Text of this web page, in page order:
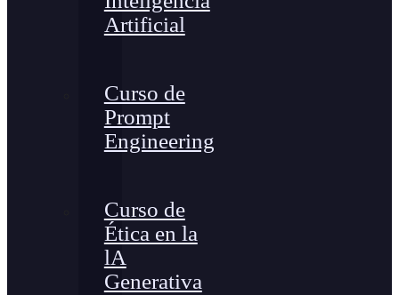
Artificial
Curso de
Prompt
Engineering
Curso de
Ética en la
lA
Generativa